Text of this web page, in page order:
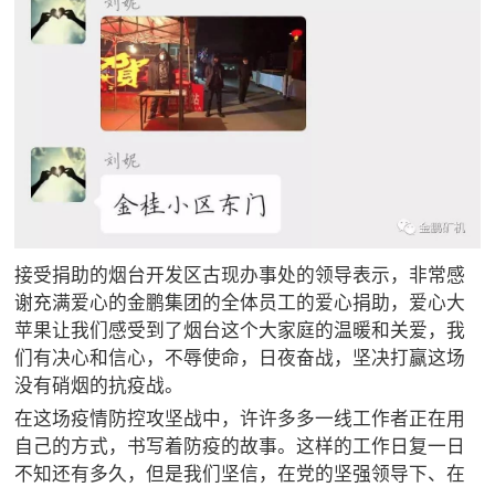
接受捐助的烟台开发区古现办事处的领导表示，非常感
谢充满爱心的金鹏集团的全体员工的爱心捐助，爱心大
苹果让我们感受到了烟台这个大家庭的温暖和关爱，我
们有决心和信心，不辱使命，日夜奋战，坚决打赢这场
没有硝烟的抗疫战。
在这场疫情防控攻坚战中，许许多多一线工作者正在用
自己的方式，书写着防疫的故事。这样的工作日复一日
不知还有多久，但是我们坚信，在党的坚强领导下、在